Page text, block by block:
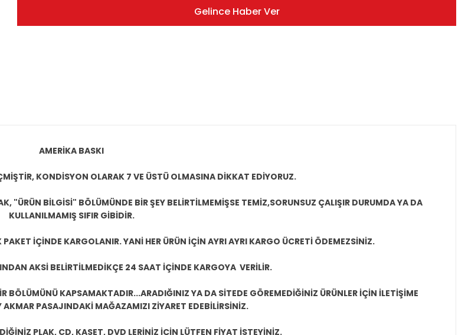
Gelince Haber Ver
AMERİKA BASKI
KONDİSYON OLARAK 7 VE ÜSTÜ OLMASINA DİKKAT EDİYORUZ.
"ÜRÜN BİLGİSİ" BÖLÜMÜNDE BİR ŞEY BELİRTİLMEMİŞSE TEMİZ,SORUNSUZ ÇALIŞIR DURUMDA YA DA
KULLANILMAMIŞ SIFIR GİBİDİR.
İÇİNDE KARGOLANIR. YANİ HER ÜRÜN İÇİN AYRI AYRI KARGO ÜCRETİ ÖDEMEZSİNİZ.
AKSİ BELİRTİLMEDİKÇE 24 SAAT İÇİNDE KARGOYA VERİLİR.
BÖLÜMÜNÜ KAPSAMAKTADIR...ARADIĞINIZ YA DA SİTEDE GÖREMEDİĞİNİZ ÜRÜNLER İÇİN İLETİŞİME
AKMAR PASAJINDAKİ MAĞAZAMIZI ZİYARET EDEBİLİRSİNİZ.
PLAK, CD, KASET, DVD LERİNİZ İÇİN LÜTFEN FİYAT İSTEYİNİZ.